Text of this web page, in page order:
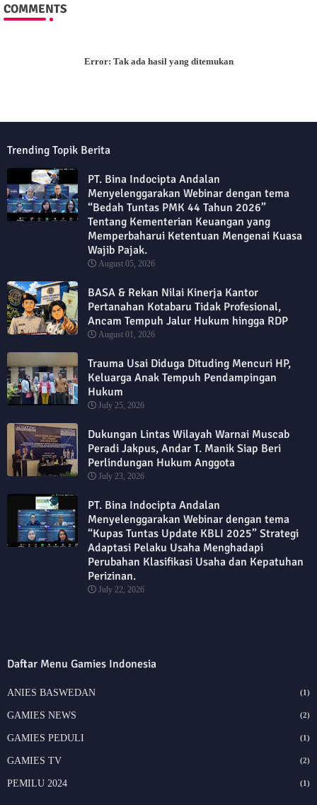
COMMENTS
Error: Tak ada hasil yang ditemukan
Trending Topik Berita
PT. Bina Indocipta Andalan
Menyelenggarakan Webinar dengan tema
“Bedah Tuntas PMK 44 Tahun 2026”
Tentang Kementerian Keuangan yang
Memperbaharui Ketentuan Mengenai Kuasa
Wajib Pajak.
August 05, 2026
BASA & Rekan Nilai Kinerja Kantor
Pertanahan Kotabaru Tidak Profesional,
Ancam Tempuh Jalur Hukum hingga RDP
August 01, 2026
Trauma Usai Diduga Dituding Mencuri HP,
Keluarga Anak Tempuh Pendampingan
Hukum
July 25, 2026
Dukungan Lintas Wilayah Warnai Muscab
Peradi Jakpus, Andar T. Manik Siap Beri
Perlindungan Hukum Anggota
July 23, 2026
PT. Bina Indocipta Andalan
Menyelenggarakan Webinar dengan tema
“Kupas Tuntas Update KBLI 2025” Strategi
Adaptasi Pelaku Usaha Menghadapi
Perubahan Klasifikasi Usaha dan Kepatuhan
Perizinan.
July 22, 2026
Daftar Menu Gamies Indonesia
ANIES BASWEDAN (1)
GAMIES NEWS (2)
GAMIES PEDULI (1)
GAMIES TV (2)
PEMILU 2024 (1)